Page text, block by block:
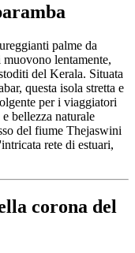
palme da
lentamente,
del Kerala. Situata
questa isola stretta e
per i viaggiatori
bellezza naturale
del fiume Thejaswini
rete di estuari,
corona del